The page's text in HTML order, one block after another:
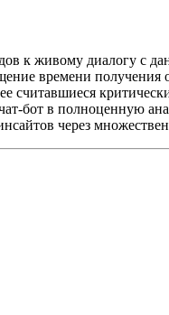
к живому диалогу с
времени получения
бот в полноценную
через